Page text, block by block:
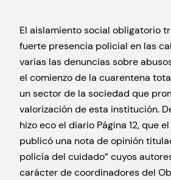
El aislamiento social obligatorio
fuerte presencia policial en las
varias las denuncias sobre
el comienzo de la cuarentena
un sector de la sociedad que
valorización de esta institución.
hizo eco el diario Página 12, que
publicó una nota de opinión
policía del cuidado” cuyos
carácter de coordinadores del